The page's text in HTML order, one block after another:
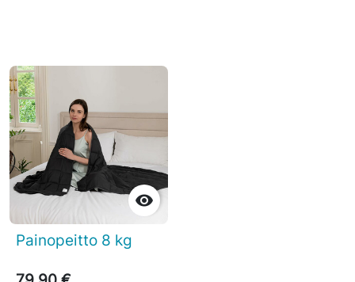

Painopeitto 8 kg